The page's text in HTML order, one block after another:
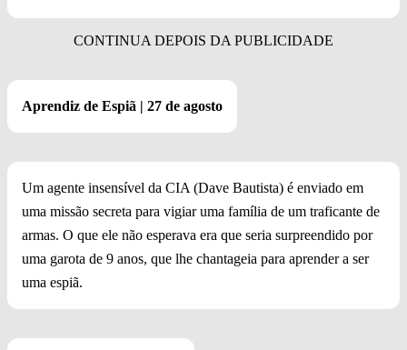
Aprendiz de Espiã | 27 de agosto
Um agente insensível da CIA (Dave Bautista) é enviado em
uma missão secreta para vigiar uma família de um traficante de
armas. O que ele não esperava era que seria surpreendido por
uma garota de 9 anos, que lhe chantageia para aprender a ser
uma espiã.